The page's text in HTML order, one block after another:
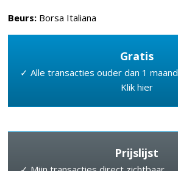
Beurs: Borsa Italiana
Gratis
✓ Alle transacties ouder dan 1 maand
Klik hier
Prijslijst